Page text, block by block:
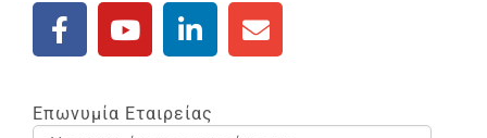
Επωνυμία Εταιρείας